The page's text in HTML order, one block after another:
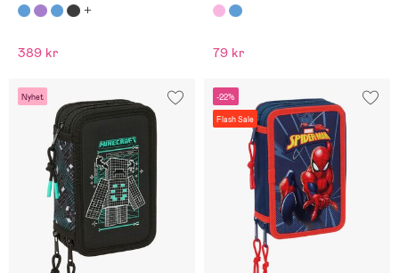
389 kr 79 kr
Nyhet -22%
Flash Sale